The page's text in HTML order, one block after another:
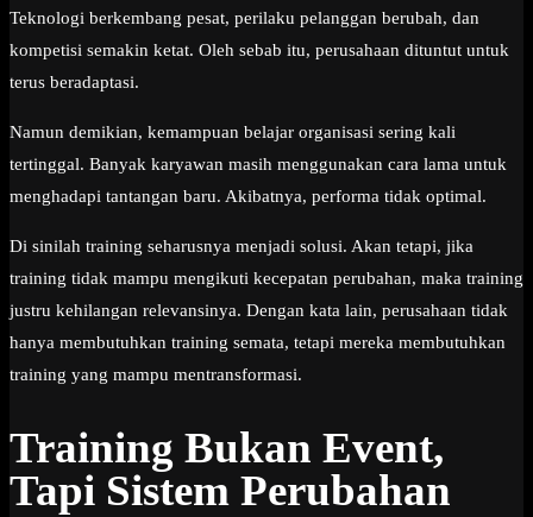
Teknologi berkembang pesat, perilaku pelanggan berubah, dan
kompetisi semakin ketat. Oleh sebab itu, perusahaan dituntut untuk
terus beradaptasi.
Namun demikian, kemampuan belajar organisasi sering kali
tertinggal. Banyak karyawan masih menggunakan cara lama untuk
menghadapi tantangan baru. Akibatnya, performa tidak optimal.
Di sinilah training seharusnya menjadi solusi. Akan tetapi, jika
training tidak mampu mengikuti kecepatan perubahan, maka training
justru kehilangan relevansinya. Dengan kata lain, perusahaan tidak
hanya membutuhkan training semata, tetapi mereka membutuhkan
training yang mampu mentransformasi.
Training Bukan Event,
Tapi Sistem Perubahan